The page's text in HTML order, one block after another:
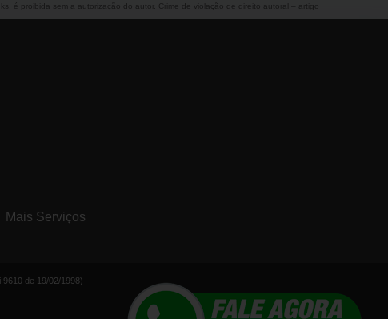
é proibida sem a autorização do autor. Crime de violação de direito autoral – artigo
Mais Serviços
de 19/02/1998)